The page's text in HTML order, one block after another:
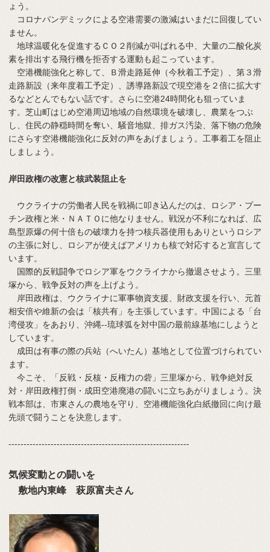
ょう。
コロナパンデミックによる空港需要の激減はいまだに回復してい
ません。
地球温暖化を促進するＣＯ２削減が叫ばれる中、大量の二酸化炭
素を排出する飛行機を拒否する運動も起こっています。
空港機能強化と称して、Ｂ滑走路延伸（今秋着工予定）、第３滑
走路新設（来年度着工予定）、誘導路新設で現空港を２倍に拡大す
るなどとんでもない話です。さらに空港24時間化も狙っていま
す。芝山町はじめ空港周辺地域の自然環境を破壊し、農業をつぶ
し、住民の静穏時間を奪い、騒音地獄、排ガス汚染、落下物の危険
にさらす空港機能強化に反対の声をあげましょう。工事着工を阻止
しましょう。
岸田政権の改憲と核武装阻止を
ウクライナの労働者人民を戦禍に叩き込んだのは、ロシア・プー
チン政権と米・ＮＡＴＯに他なりません。戦況が不利になれば、広
島型原爆の何十倍もの破壊力を持つ核兵器使用もありというロシア
の主張に対し、ロシアが使えばアメリカも核で対応すると宣言して
います。
国際的反戦闘争でロシア軍をウクライナから撤退させよう。三里
塚から、戦争反対の声を上げよう。
岸田政権は、ウクライナに軍事物資支援、財政支援を行い、元首
相安倍や維新の会は「核共有」を主張しています。中国による「台
湾侵攻」をあおり、沖縄--琉球弧を対中国の最前線基地にしようと
しています。
成田は有事の際の兵站（へいたん）基地として位置づけられてい
ます。
今こそ、「反戦・反核・反権力の砦」三里塚から、戦争絶対反
対・岸田政権打倒・成田空港廃港の闘いに立ちあがりましょう。決
戦本部は、市東さんの農地を守り、空港機能強化白紙撤回に向け最
先頭で闘うことを決意します。
------------------------------------------------------------
気候変動との闘いを
敷地内東峰 萩原富夫さん